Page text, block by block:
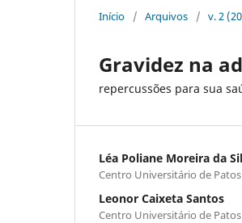
Início / Arquivos / v. 2
Gravidez na
repercussões para sua
Léa Poliane Moreira da
Centro Universitário de
Leonor Caixeta Santos
Centro Universitário de